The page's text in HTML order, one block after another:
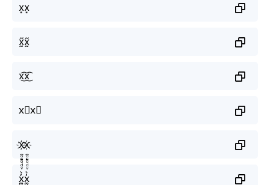
x͙x͙
x̰̃x̰̃
x͜͡x͜͡
x⃟x⃟
x҉x҉
x̼͖̺̠̰͇̙̓͛ͮͩͦ̎ͦ̑ͅx̼͖̺̠̰͇̙̓͛ͮͩͦ̎ͦ̑ͅ